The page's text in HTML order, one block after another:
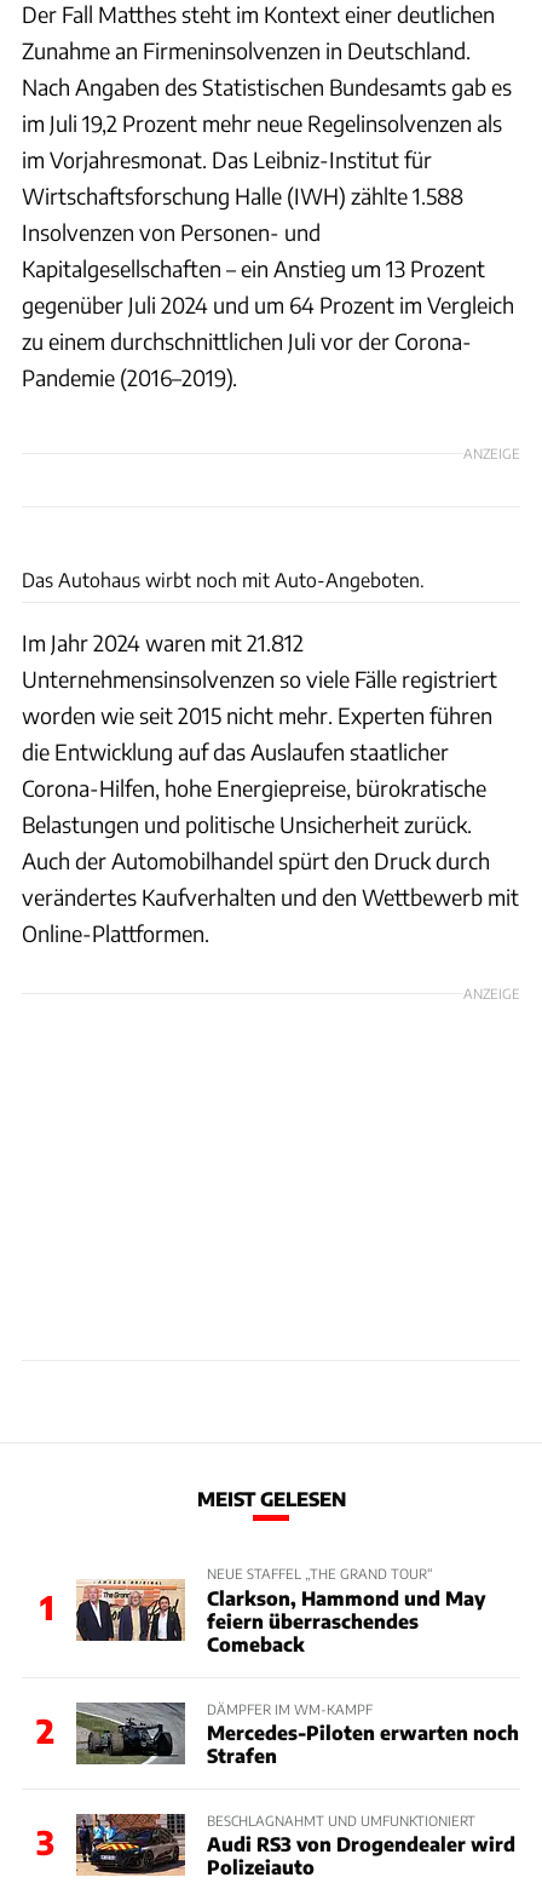
Der Fall Matthes steht im Kontext einer deutlichen
Zunahme an Firmeninsolvenzen in Deutschland.
Nach Angaben des Statistischen Bundesamts gab es
im Juli 19,2 Prozent mehr neue Regelinsolvenzen als
im Vorjahresmonat. Das Leibniz-Institut für
Wirtschaftsforschung Halle (IWH) zählte 1.588
Insolvenzen von Personen- und
Kapitalgesellschaften – ein Anstieg um 13 Prozent
gegenüber Juli 2024 und um 64 Prozent im Vergleich
zu einem durchschnittlichen Juli vor der Corona-
Pandemie (2016–2019).
ANZEIGE
Das Autohaus wirbt noch mit Auto-Angeboten.
Im Jahr 2024 waren mit 21.812
Unternehmensinsolvenzen so viele Fälle registriert
worden wie seit 2015 nicht mehr. Experten führen
die Entwicklung auf das Auslaufen staatlicher
Corona-Hilfen, hohe Energiepreise, bürokratische
Belastungen und politische Unsicherheit zurück.
Auch der Automobilhandel spürt den Druck durch
verändertes Kaufverhalten und den Wettbewerb mit
Online-Plattformen.
ANZEIGE
MEIST GELESEN
1
NEUE STAFFEL „THE GRAND TOUR“
Clarkson, Hammond und May
feiern überraschendes
Comeback
2
DÄMPFER IM WM-KAMPF
Mercedes-Piloten erwarten noch
Strafen
3
BESCHLAGNAHMT UND UMFUNKTIONIERT
Audi RS3 von Drogendealer wird
Polizeiauto